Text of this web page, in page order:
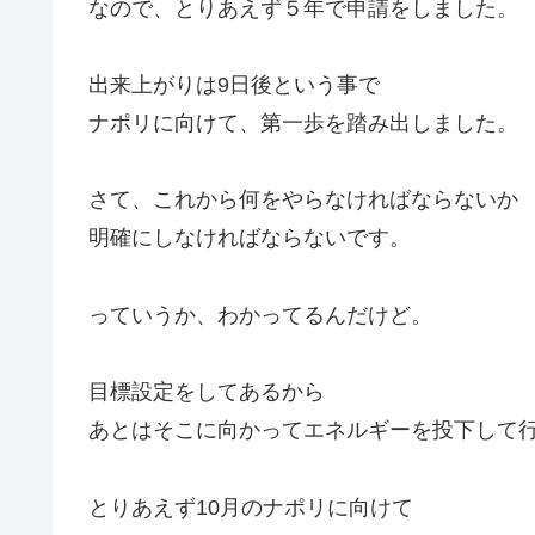
なので、とりあえず５年で申請をしました。
出来上がりは9日後という事で
ナポリに向けて、第一歩を踏み出しました。
さて、これから何をやらなければならないか
明確にしなければならないです。
っていうか、わかってるんだけど。
目標設定をしてあるから
あとはそこに向かってエネルギーを投下して
とりあえず10月のナポリに向けて